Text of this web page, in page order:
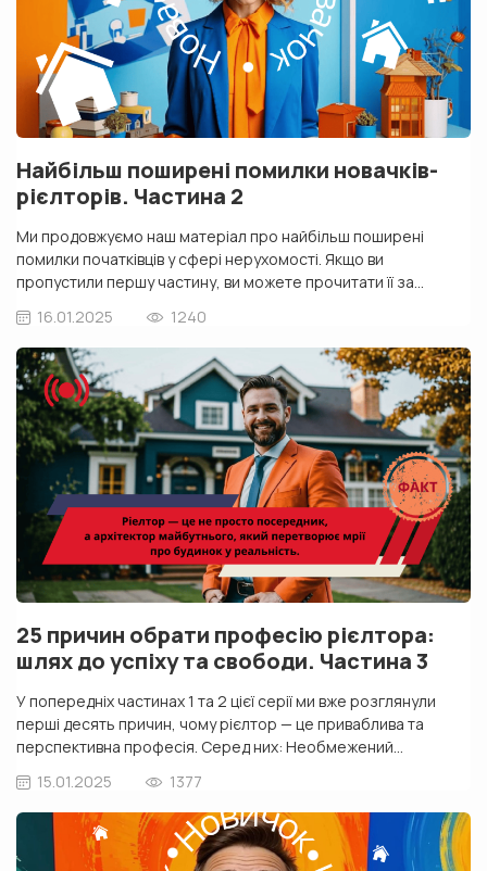
Найбільш поширені помилки новачків-
рієлторів. Частина 2
Ми продовжуємо наш матеріал про найбільш поширені
помилки початківців у сфері нерухомості. Якщо ви
пропустили першу частину, ви можете прочитати її за
навчання для рієлторів У світі нерухомості, який постійно
змінюється, навіть досвідчені агенти з нерухомості повинні
регулярно оновлювати свої знання. Для новачків це ще
важливіше. Недооцінка важливості професійного […]
16.01.2025 1240
25 причин обрати професію рієлтора:
шлях до успіху та свободи. Частина 3
У попередніх частинах 1 та 2 цієї серії ми вже розглянули
перші десять причин, чому рієлтор — це приваблива та
перспективна професія. Серед них: Необмежений
горизонти. Гнучкий графік — можливість поєднувати роботу з
сім’єю, хобі чи навіть подорожами. Відсутність необхідності у
спеціальній освіті — рієлтором може стати […]
15.01.2025 1377